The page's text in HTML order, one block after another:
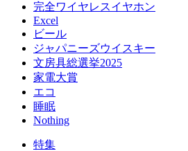
完全ワイヤレスイヤホン
Excel
ビール
ジャパニーズウイスキー
文房具総選挙2025
家電大賞
エコ
睡眠
Nothing
特集